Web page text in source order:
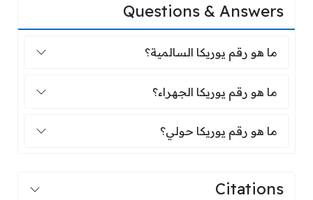
Questions & Answers
ما هو رقم يوريكا السالمية؟
ما هو رقم يوريكا السالمية؟
ما هو رقم يوريكا الجهراء؟
ما هو رقم يوريكا الجهراء؟
ما هو رقم يوريكا حولي؟
ما هو رقم يوريكا حولي؟
Citations